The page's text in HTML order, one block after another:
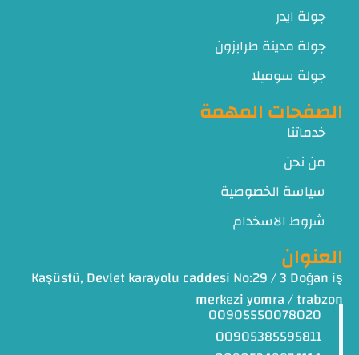
جولة ايدر
جولة مدينة طرابزون
جولة سوميلا
الصفحات المهمة
خدماتنا
من نحن
سياسة الخصوصية
شروط الاسخدام
العنوان
Kaşüstü, Devlet karayolu caddesi No:29 / 3 Doğan iş
merkezi yomra / trabzon
00905550078020
00905385595811